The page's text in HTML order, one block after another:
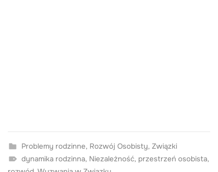
Problemy rodzinne, Rozwój Osobisty, Związki
dynamika rodzinna, Niezależność, przestrzeń osobista,